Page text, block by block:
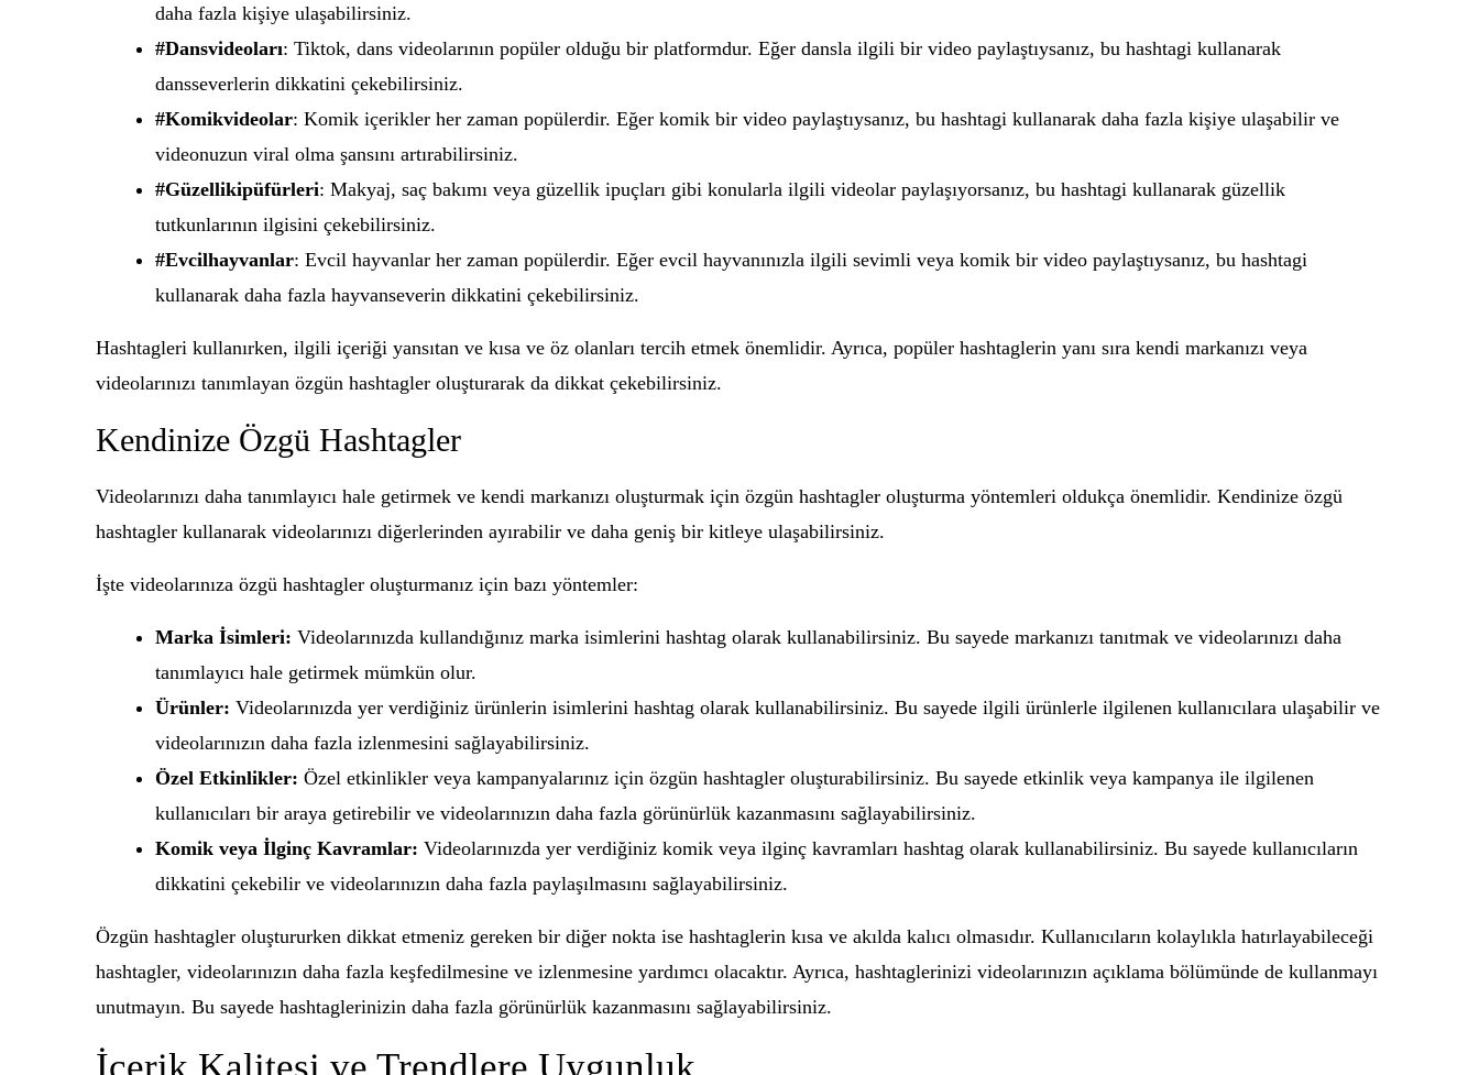
daha fazla kişiye ulaşabilirsiniz.
#Dansvideoları: Tiktok, dans videolarının popüler olduğu bir platformdur. Eğer dansla ilgili bir video paylaştıysanız, bu hashtagi kullanarak
dansseverlerin dikkatini çekebilirsiniz.
#Komikvideolar: Komik içerikler her zaman popülerdir. Eğer komik bir video paylaştıysanız, bu hashtagi kullanarak daha fazla kişiye ulaşabilir ve
videonuzun viral olma şansını artırabilirsiniz.
#Güzellikipüfürleri: Makyaj, saç bakımı veya güzellik ipuçları gibi konularla ilgili videolar paylaşıyorsanız, bu hashtagi kullanarak güzellik
tutkunlarının ilgisini çekebilirsiniz.
#Evcilhayvanlar: Evcil hayvanlar her zaman popülerdir. Eğer evcil hayvanınızla ilgili sevimli veya komik bir video paylaştıysanız, bu hashtagi
kullanarak daha fazla hayvanseverin dikkatini çekebilirsiniz.
Hashtagleri kullanırken, ilgili içeriği yansıtan ve kısa ve öz olanları tercih etmek önemlidir. Ayrıca, popüler hashtaglerin yanı sıra kendi markanızı veya
videolarınızı tanımlayan özgün hashtagler oluşturarak da dikkat çekebilirsiniz.
Kendinize Özgü Hashtagler
Videolarınızı daha tanımlayıcı hale getirmek ve kendi markanızı oluşturmak için özgün hashtagler oluşturma yöntemleri oldukça önemlidir. Kendinize özgü
hashtagler kullanarak videolarınızı diğerlerinden ayırabilir ve daha geniş bir kitleye ulaşabilirsiniz.
İşte videolarınıza özgü hashtagler oluşturmanız için bazı yöntemler:
Marka İsimleri: Videolarınızda kullandığınız marka isimlerini hashtag olarak kullanabilirsiniz. Bu sayede markanızı tanıtmak ve videolarınızı daha
tanımlayıcı hale getirmek mümkün olur.
Ürünler: Videolarınızda yer verdiğiniz ürünlerin isimlerini hashtag olarak kullanabilirsiniz. Bu sayede ilgili ürünlerle ilgilenen kullanıcılara ulaşabilir ve
videolarınızın daha fazla izlenmesini sağlayabilirsiniz.
Özel Etkinlikler: Özel etkinlikler veya kampanyalarınız için özgün hashtagler oluşturabilirsiniz. Bu sayede etkinlik veya kampanya ile ilgilenen
kullanıcıları bir araya getirebilir ve videolarınızın daha fazla görünürlük kazanmasını sağlayabilirsiniz.
Komik veya İlginç Kavramlar: Videolarınızda yer verdiğiniz komik veya ilginç kavramları hashtag olarak kullanabilirsiniz. Bu sayede kullanıcıların
dikkatini çekebilir ve videolarınızın daha fazla paylaşılmasını sağlayabilirsiniz.
Özgün hashtagler oluştururken dikkat etmeniz gereken bir diğer nokta ise hashtaglerin kısa ve akılda kalıcı olmasıdır. Kullanıcıların kolaylıkla hatırlayabileceği
hashtagler, videolarınızın daha fazla keşfedilmesine ve izlenmesine yardımcı olacaktır. Ayrıca, hashtaglerinizi videolarınızın açıklama bölümünde de kullanmayı
unutmayın. Bu sayede hashtaglerinizin daha fazla görünürlük kazanmasını sağlayabilirsiniz.